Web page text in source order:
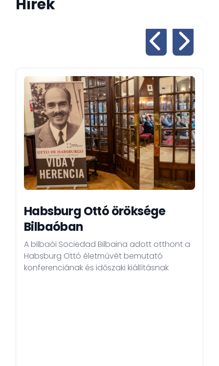
és új lehetőségeket nyisson meg mindkét ország
Ugyanilyen fontos a kulturális, tudományos, oktatási,
valamint az agrár- és élelmiszeripari
együttműködések erősítése, amelyek hosszú távon
biztos alapot jelentenek kapcsolatrendszerünk
fejlődéséhez.
Spanyolország a magyar utazók egyik legkedveltebb
célpontja, és örömmel tapasztaljuk, hogy egyre több
spanyol látogat el Magyarországra is. Hazánk
gazdag történelmi és kulturális öröksége, nagy múltú
fürdőkultúrája és változatos tájai emlékezetes
élményt nyújtanak minden vendég számára.
Bízom benne, hogy nagyköveti megbízatásom során
és új együttműködési területek nyílnak meg
országaink között.
Honlapunk célja, hogy átlátható és pontos
tájékoztatást nyújtson Magyarországról, a konzuli
ügyintézésről és kétoldalú kapcsolataink alakulásáról.
Hírek
Habsburg Ottó öröksége
Bilbaóban
A bilbaói Sociedad Bilbaina adott otthont a
Habsburg Ottó életművét bemutató
konferenciának és időszaki kiállításnak